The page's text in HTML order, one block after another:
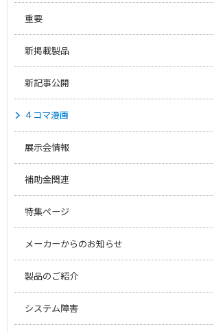
重要
新掲載製品
新記事公開
４コマ漫画
展示会情報
補助金関連
特集ページ
メーカーからのお知らせ
製品のご紹介
システム障害